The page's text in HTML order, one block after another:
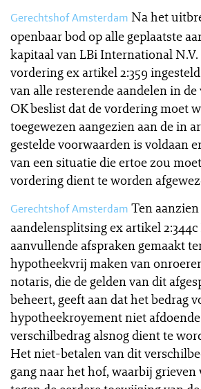
Gerechtshof Amsterdam Na het
openbaar bod op alle geplaatste
kapitaal van LBi International
vordering ex artikel 2:359
van alle resterende aandelen in
OK beslist dat de vordering moet
toegewezen aangezien aan de in
gestelde voorwaarden is voldaan
van een situatie die ertoe zou
vordering dient te worden
Gerechtshof Amsterdam Ten
aandelensplitsing ex artikel
aanvullende afspraken gemaakt
hypotheekvrij maken van
notaris, die de gelden van dit
beheert, geeft aan dat het bedrag
hypotheekroyement niet
verschilbedrag alsnog dient te
Het niet-betalen van dit
gang naar het hof, waarbij